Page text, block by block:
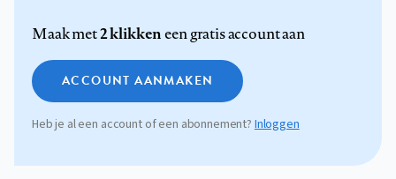
Maak met2 klikkeneen gratis account aan
ACCOUNT AANMAKEN
Heb je al een account of een abonnement? Inloggen